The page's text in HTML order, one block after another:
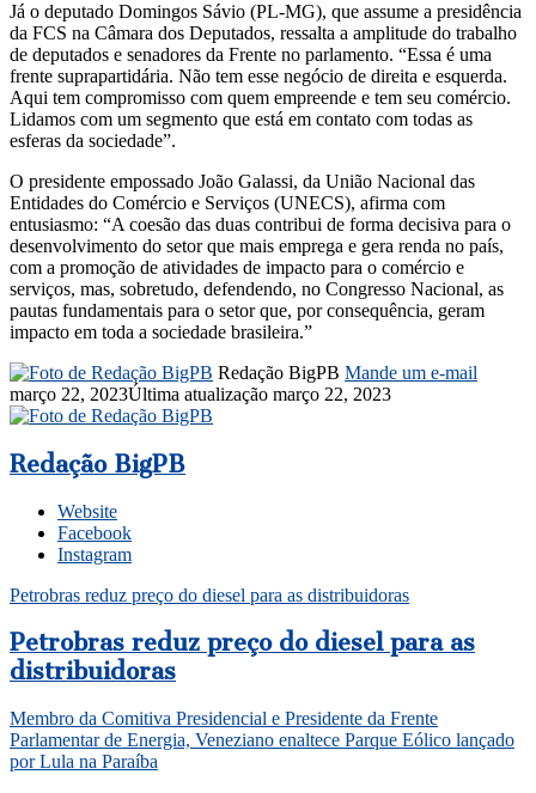
Já o deputado Domingos Sávio (PL-MG), que assume a presidência
da FCS na Câmara dos Deputados, ressalta a amplitude do trabalho
de deputados e senadores da Frente no parlamento. “Essa é uma
frente suprapartidária. Não tem esse negócio de direita e esquerda.
Aqui tem compromisso com quem empreende e tem seu comércio.
Lidamos com um segmento que está em contato com todas as
esferas da sociedade”.
O presidente empossado João Galassi, da União Nacional das
Entidades do Comércio e Serviços (UNECS), afirma com
entusiasmo: “A coesão das duas contribui de forma decisiva para o
desenvolvimento do setor que mais emprega e gera renda no país,
com a promoção de atividades de impacto para o comércio e
serviços, mas, sobretudo, defendendo, no Congresso Nacional, as
pautas fundamentais para o setor que, por consequência, geram
impacto em toda a sociedade brasileira.”
Redação BigPB Mande um e-mail
março 22, 2023Última atualização março 22, 2023
Redação BigPB
Website
Facebook
Instagram
Petrobras reduz preço do diesel para as distribuidoras
Petrobras reduz preço do diesel para as
distribuidoras
Membro da Comitiva Presidencial e Presidente da Frente
Parlamentar de Energia, Veneziano enaltece Parque Eólico lançado
por Lula na Paraíba